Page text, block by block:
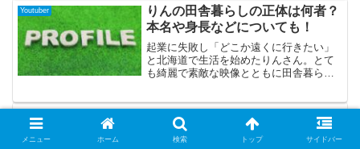
Youtuberです。最近注目されていたはな
おでんがんさんが所属していたサークル
でもあり、はなおでんがんさんが卒業し
た後も人気はとどまらず、現在は登録者
数は49万人以上のチャンネルとして活動
しています。今回はその中でもじわじわ
まで読んでいってくださいね。
Youtuber
りんの田舎暮らしの正体は何者？
本名や身長などについても！
起業に失敗し「どこか遠くに行きたい」
と北海道で生活を始めたりんさん。とて
も綺麗で素敵な映像とともに田舎暮らし
2022年6月現在、チャンネル登録者数は
33万人を超えており、大注目されている
チャンネルです。そんな「りんの田舎暮
呂布カルマの嫁（山口いづみ）の
プロフィール！子供やペットにつ
メニュー ホーム 検索 トップ サイドバー